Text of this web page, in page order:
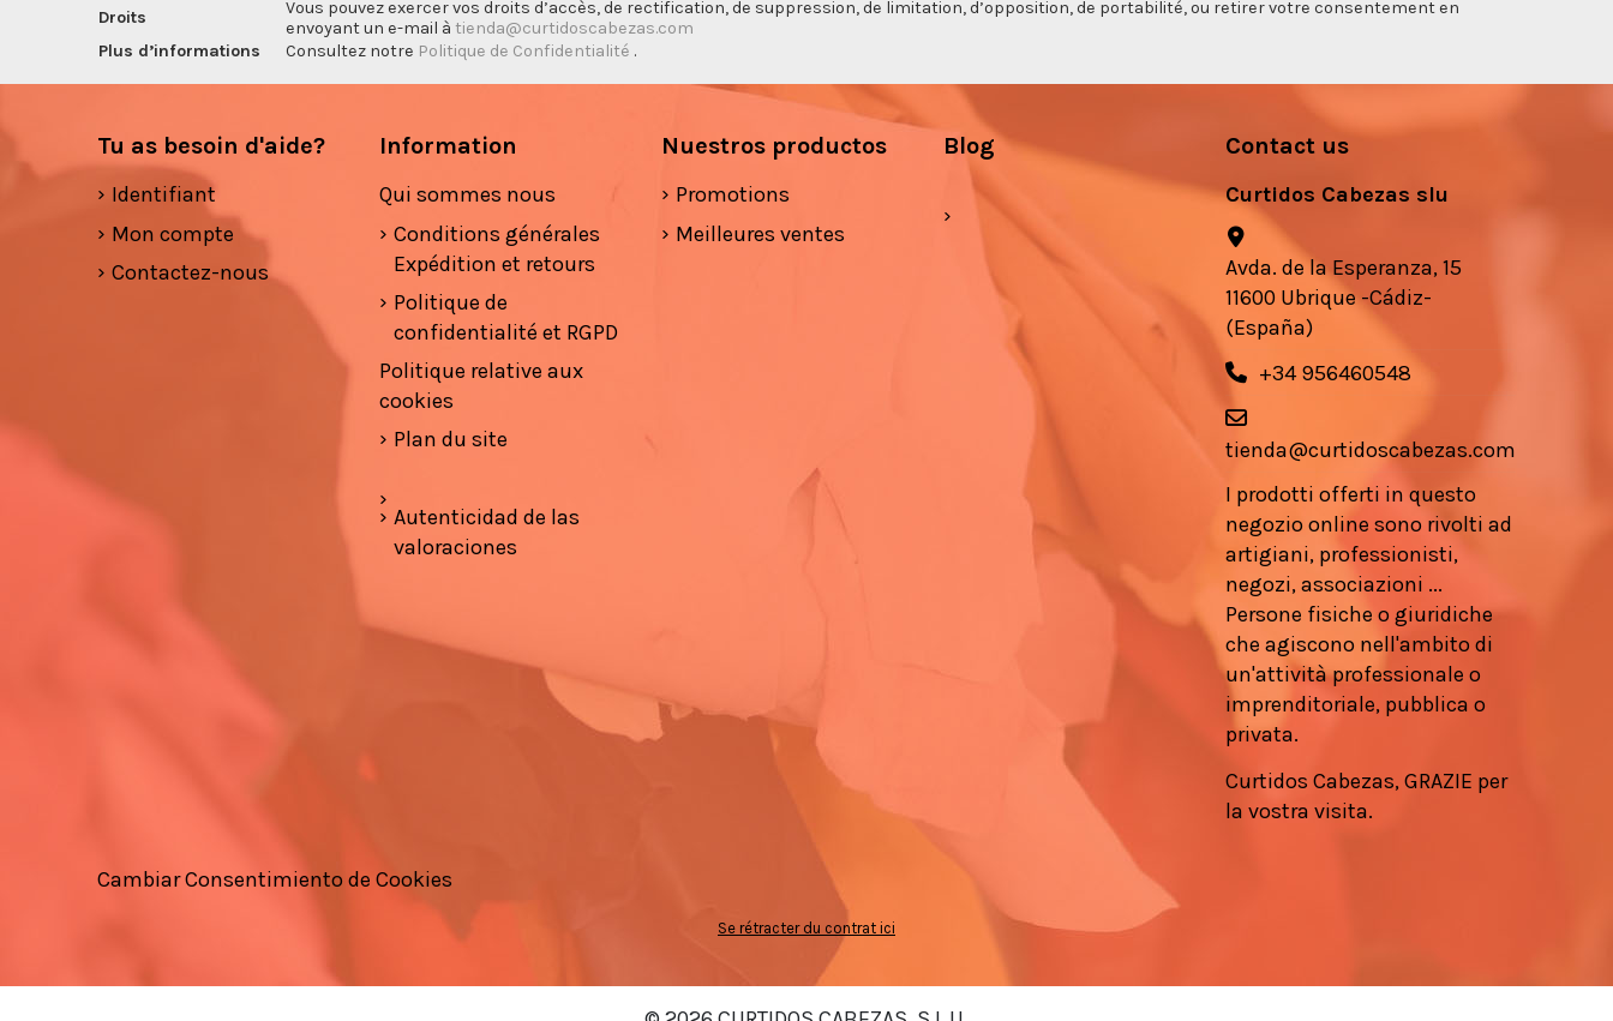
Droits
Vous pouvez exercer vos droits d’accès, de rectification, de suppression, de limitation, d’opposition, de portabilité, ou retirer votre consentement en
envoyant un e-mail à tienda@curtidoscabezas.com
Plus d’informations
Consultez notre Politique de Confidentialité .
Tu as besoin d'aide?
Identifiant
Mon compte
Contactez-nous
Information
Qui sommes nous
Conditions générales
Expédition et retours
Politique de
confidentialité et RGPD
Politique relative aux
cookies
Plan du site
Autenticidad de las
valoraciones
Nuestros productos
Promotions
Meilleures ventes
Blog Contact us
Curtidos Cabezas slu
Avda. de la Esperanza, 15
11600 Ubrique -Cádiz-
(España)
+34 956460548
tienda@curtidoscabezas.com
I prodotti offerti in questo
negozio online sono rivolti ad
artigiani, professionisti,
negozi, associazioni ...
Persone fisiche o giuridiche
che agiscono nell'ambito di
un'attività professionale o
imprenditoriale, pubblica o
privata.
Curtidos Cabezas, GRAZIE per
la vostra visita.
Cambiar Consentimiento de Cookies
Se rétracter du contrat ici